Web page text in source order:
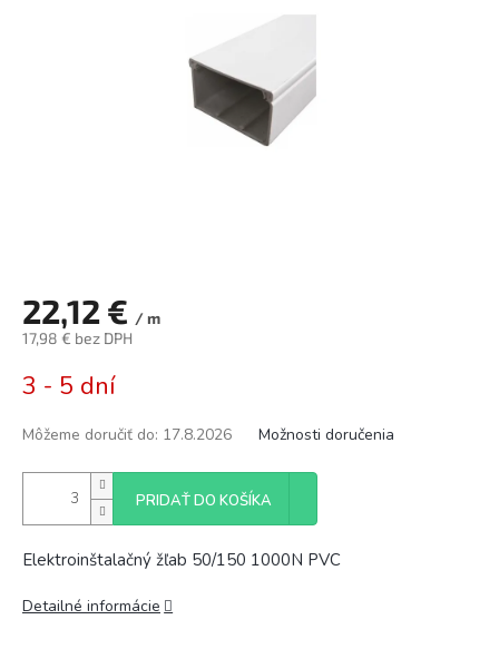
22,12 € / m
17,98 € bez DPH
cena:
3 - 5 dní
Môžeme doručiť do: 17.8.2026 Možnosti doručenia
PRIDAŤ DO KOŠÍKA
Elektroinštalačný žľab 50/150 1000N PVC
Detailné informácie